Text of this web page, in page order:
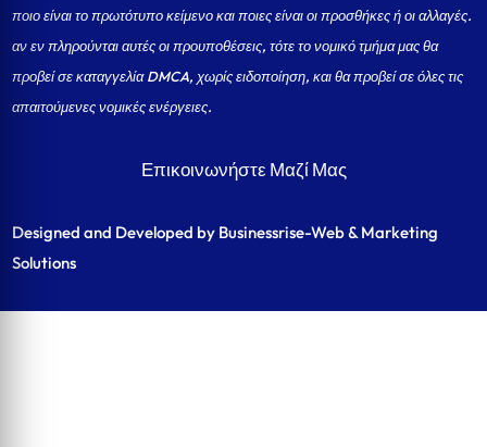
ποιο είναι το πρωτότυπο κείμενο και ποιες είναι οι προσθήκες ή οι αλλαγές.
αν εν πληρούνται αυτές οι προυποθέσεις, τότε το νομικό τμήμα μας θα
προβεί σε καταγγελία DMCA, χωρίς ειδοποίηση, και θα προβεί σε όλες τις
απαιτούμενες νομικές ενέργειες.
Επικοινωνήστε Μαζί Μας
Designed and Developed by Businessrise-Web & Marketing
Solutions